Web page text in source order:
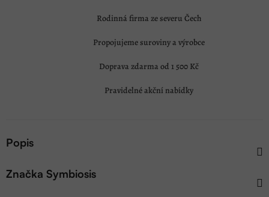
Rodinná firma ze severu Čech
Propojujeme suroviny a výrobce
Doprava zdarma od 1 500 Kč
Pravidelné akční nabídky
Popis
Značka Symbiosis